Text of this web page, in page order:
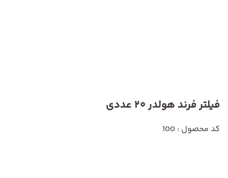
فیلتر فرند هولدر 20 عددی
کد محصول : 100